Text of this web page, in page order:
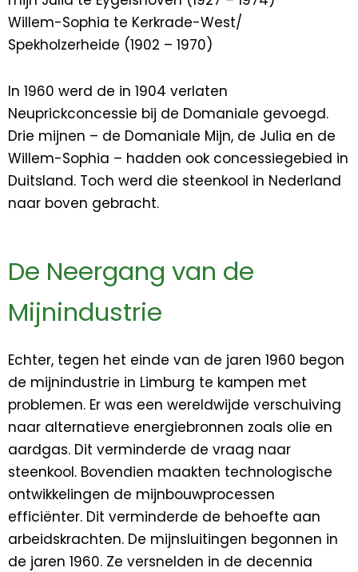
Willem-Sophia te Kerkrade-West/
Spekholzerheide (1902 – 1970)
In 1960 werd de in 1904 verlaten
Neuprickconcessie bij de Domaniale gevoegd.
Drie mijnen – de Domaniale Mijn, de Julia en de
Willem-Sophia – hadden ook concessiegebied in
Duitsland. Toch werd die steenkool in Nederland
naar boven gebracht.
De Neergang van de
Mijnindustrie
Echter, tegen het einde van de jaren 1960 begon
de mijnindustrie in Limburg te kampen met
problemen. Er was een wereldwijde verschuiving
naar alternatieve energiebronnen zoals olie en
aardgas. Dit verminderde de vraag naar
steenkool. Bovendien maakten technologische
ontwikkelingen de mijnbouwprocessen
efficiënter. Dit verminderde de behoefte aan
arbeidskrachten. De mijnsluitingen begonnen in
de jaren 1960. Ze versnelden in de decennia